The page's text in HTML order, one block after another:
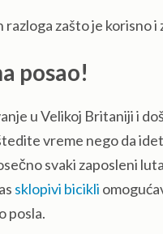
razloga zašto je korisno
posao!
u Velikoj Britaniji i
vreme nego da
svaki zaposleni
sklopivi bicikli
posla.